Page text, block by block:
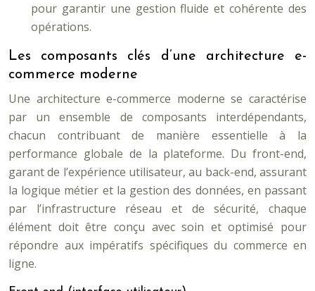
pour garantir une gestion fluide et cohérente des
opérations.
Les composants clés d’une architecture e-
commerce moderne
Une architecture e-commerce moderne se caractérise
par un ensemble de composants interdépendants,
chacun contribuant de manière essentielle à la
performance globale de la plateforme. Du front-end,
garant de l’expérience utilisateur, au back-end, assurant
la logique métier et la gestion des données, en passant
par l’infrastructure réseau et de sécurité, chaque
élément doit être conçu avec soin et optimisé pour
répondre aux impératifs spécifiques du commerce en
ligne.